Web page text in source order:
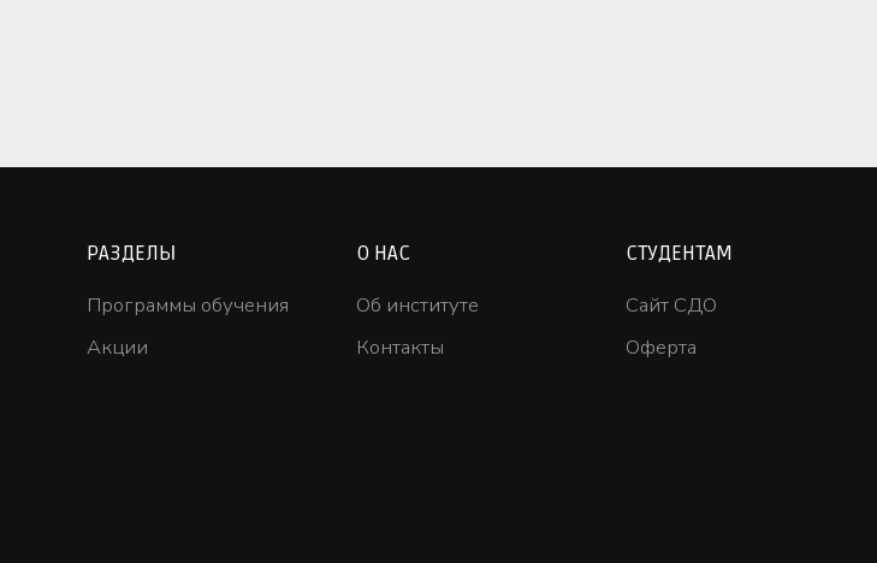
РАЗДЕЛЫ
Программы обучения
Акции
О НАС
Об институте
Контакты
СТУДЕНТАМ
Сайт СДО
Оферта